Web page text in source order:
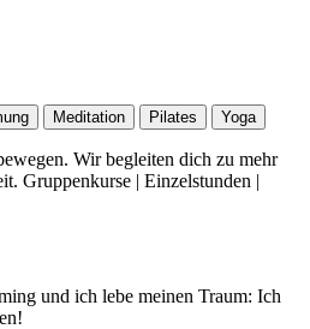
Meditation Pilates Yoga
Wir begleiten dich zu mehr
Gruppenkurse | Einzelstunden |
und ich lebe meinen Traum: Ich